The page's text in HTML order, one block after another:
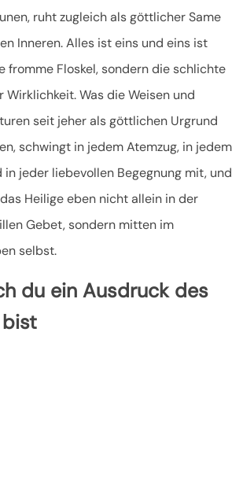
ruht zugleich als göttlicher Same
Inneren. Alles ist eins und eins ist
fromme Floskel, sondern die schlichte
Wirklichkeit. Was die Weisen und
seit jeher als göttlichen Urgrund
schwingt in jedem Atemzug, in jedem
in jeder liebevollen Begegnung mit, und
Heilige eben nicht allein in der
Gebet, sondern mitten im
selbst.
du ein Ausdruck des